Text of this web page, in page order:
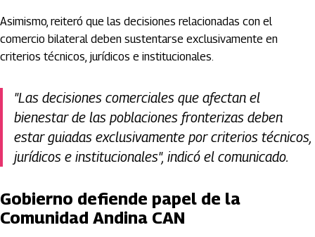
Asimismo, reiteró que las decisiones relacionadas con el
comercio bilateral deben sustentarse exclusivamente en
criterios técnicos, jurídicos e institucionales.
"Las decisiones comerciales que afectan el
bienestar de las poblaciones fronterizas deben
estar guiadas exclusivamente por criterios técnicos,
jurídicos e institucionales", indicó el comunicado.
Gobierno defiende papel de la
Comunidad Andina CAN